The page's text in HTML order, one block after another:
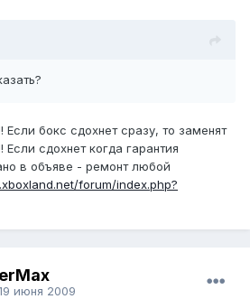
бокс сдохнет сразу, то заменят
Если сдохнет когда гарантия
в объяве - ремонт любой
forum/index.php?
июня 2009